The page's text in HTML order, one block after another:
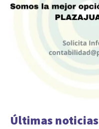
Últimas noticias